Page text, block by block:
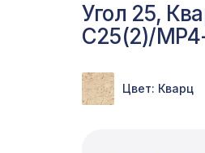
Угол 25,
C25(2)/
Цвет: Кварц